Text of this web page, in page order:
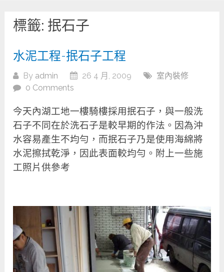
標籤: 抿石子
水泥工程-抿石子工程
By admin 26 4 月, 2009
室內裝修
0 Comments
今天內湖工地一樓騎樓採用抿石子，與一般洗
石子不同在於洗石子是較早期的作法。因為沖
水容易產生不均勻，而抿石子乃是使用海綿將
水泥擦拭乾淨，因此表面較均勻。附上一些施
工照片供參考